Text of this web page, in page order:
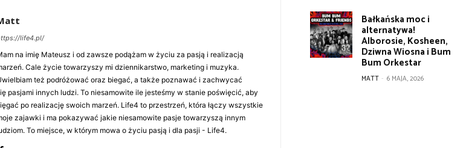
life4.pl/
na imię Mateusz i od zawsze podążam w życiu za pasją i realizacją
Cale życie towarzyszy mi dziennikarstwo, marketing i muzyka.
też podróżować oraz biegać, a także poznawać i zachwycać
pasjami innych ludzi. To niesamowite ile jesteśmy w stanie poświęcić, aby
po realizację swoich marzeń. Life4 to przestrzeń, która łączy wszystkie
zajawki i ma pokazywać jakie niesamowite pasje towarzyszą innym
To miejsce, w którym mowa o życiu pasją i dla pasji - Life4.
Bałkańska moc i
alternatywa!
Alborosie, Kosheen,
Dziwna Wiosna i Bum
Bum Orkestar
MATT - 6 MAJA, 2026